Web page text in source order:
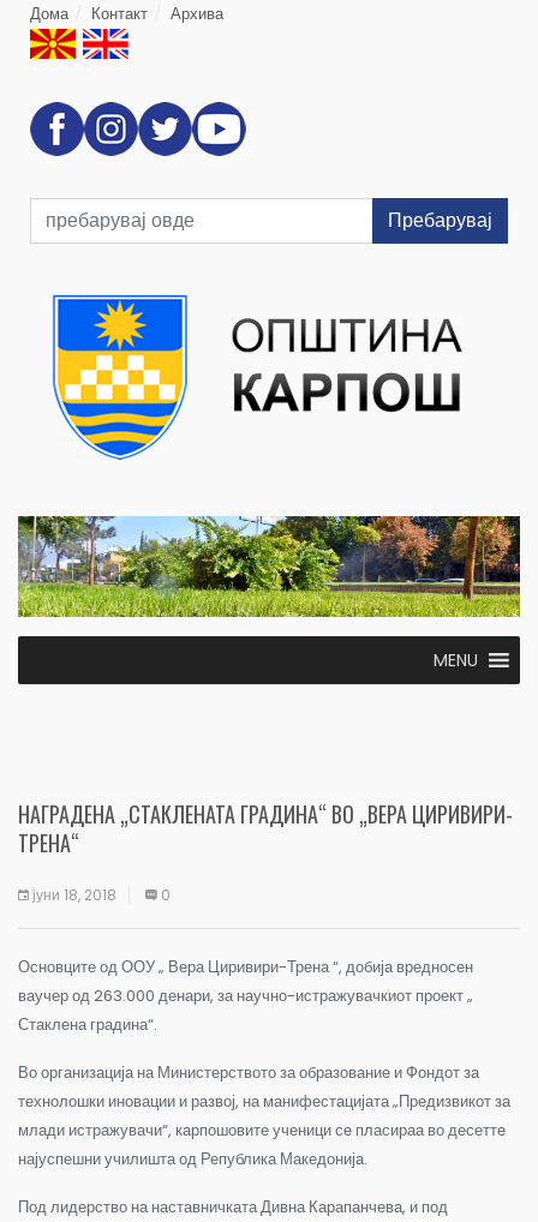
Дома Контакт Архива
Пребарувај
MENU
НАГРАДЕНА „СТАКЛЕНАТА ГРАДИНА“ ВО „ВЕРА ЦИРИВИРИ-
ТРЕНА“
јуни 18, 2018 0
Основците од ООУ „ Вера Циривири-Трена “, добија вредносен
ваучер од 263.000 денари, за научно-истражувачкиот проект „
Стаклена градина“.
Во организација на Министерството за образование и Фондот за
технолошки иновации и развој, на манифестацијата „Предизвикот за
млади истражувачи“, карпошовите ученици се пласираа во десетте
најуспешни училишта од Република Македонија.
Под лидерство на наставничката Дивна Карапанчева, и под